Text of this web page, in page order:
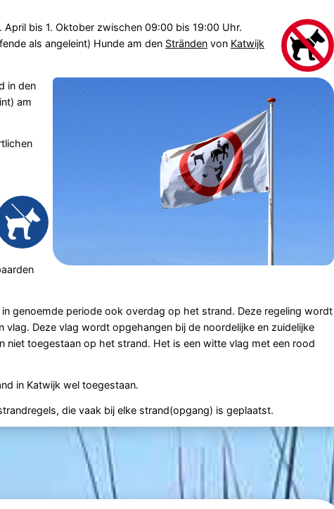
April bis 1. Oktober zwischen 09:00 bis 19:00 Uhr.
als angeleint) Hunde am den Strändenvon Katwijk
in den
am
genoemde periode ook overdag op het strand. Deze regeling wordt
Deze vlag wordt opgehangen bij de noordelijke en zuidelijke
toegestaan op het strand. Het is een witte vlag met een rood
in Katwijk wel toegestaan.
die vaak bij elke strand(opgang) is geplaatst.